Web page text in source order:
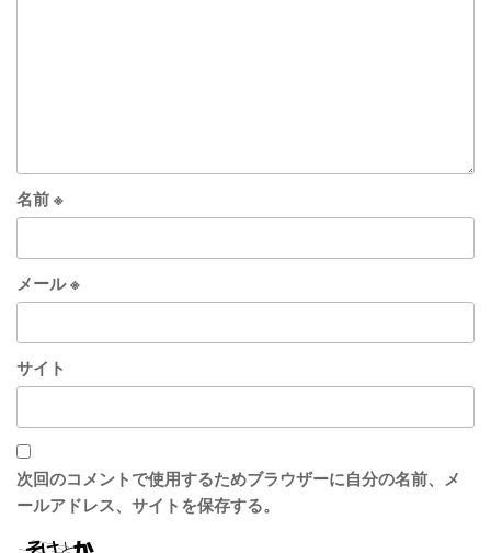
名前※
メール※
サイト
次回のコメントで使用するためブラウザーに自分の名前、メ
ールアドレス、サイトを保存する。